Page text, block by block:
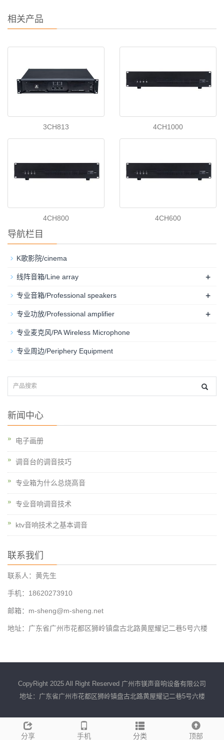
相关产品
3CH813 4CH1000
4CH800 4CH600
导航栏目
K歌影院/cinema
线阵音箱/Line array +
专业音箱/Professional speakers +
专业功放/Professional amplifier +
专业麦克风/PA Wireless Microphone
专业周边/Periphery Equipment
新闻中心
电子画册
调音台的调音技巧
专业箱为什么总烧高音
专业音响调音技术
ktv音响技术之基本调音
联系我们
联系人：黄先生
手机：18620273910
邮箱：m-sheng@m-sheng.net
地址：广东省广州市花都区狮岭镇盘古北路黄屋耀记二巷5号六楼
分享 手机 分类 顶部
CopyRight 2025 All Right Reserved 广州市镁声音响设备有限公司
地址：广东省广州市花都区狮岭镇盘古北路黄屋耀记二巷5号六楼